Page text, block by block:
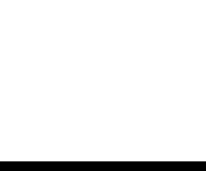
الوزراء حاكم دبي
لترسم مشهداً وطنياً